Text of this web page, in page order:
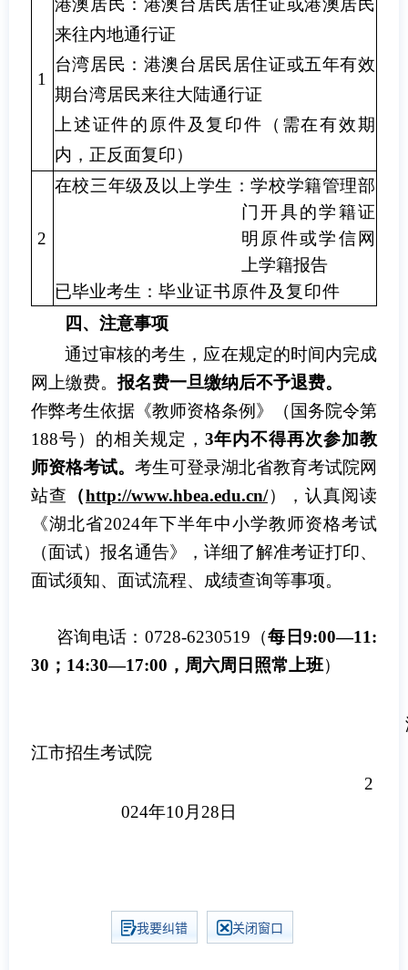
1
港澳居民：港澳台居民居住证或港澳居民
来往内地通行证
台湾居民：港澳台居民居住证或五年有效
期台湾居民来往大陆通行证
上述证件的原件及复印件（需在有效期
内，正反面复印）
2
在校三年级及以上学生：学校学籍管理部
门开具的学籍证
明原件或学信网
上学籍报告
已毕业考生： 毕业证书原件及复印件
四、注意事项
通过审核的考生，应在规定的时间内完成
网上缴费。报名费一旦缴纳后不予退费。
作弊考生依据《教师资格条例》（ 国务院令第
188号）的相关规定， 3年内不得再次参加教
师资格考试。 考生可登录湖北省教育考试院网
站查 （http://www.hbea.edu.cn/），认真阅读
《湖北省2024年下半年中小学教师资格考试
（面试）报名通告》，详细了解准考证打印、
面试须知、面试流程、成绩查询等事项。
咨询电话：0728-6230519 （每日9:00—11:
30 ；14:30—17:00，周六周日 照常上班）
江市招生考试院
2
024年10月28 日
我要纠错 关闭窗口